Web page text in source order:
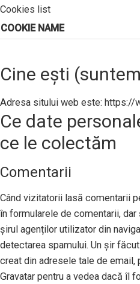
Cookies list
COOKIE NAME
Cine ești
Adresa sitului web este: https://
Ce date
ce le colectăm
Comentarii
Când vizitatorii lasă comentarii
în formularele de comentarii,
șirul agenților utilizator din
detectarea spamului. Un șir
creat din adresele tale de
Gravatar pentru a vedea dacă îl